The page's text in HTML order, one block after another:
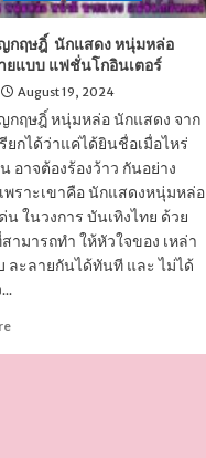
กฤษฎิ์ นักแสดง หนุ่มหล่อ
ยแบบ แฟชั่นโกอินเตอร์
August 19, 2024
กฤษฎิ์ หนุ่มหล่อ นักแสดง จาก
ยกได้ว่าแค่ได้ยินชื่อเมื่อไหร่
อาจต้องร้องว้าว กันอย่าง
พราะเขาคือ นักแสดงหนุ่มหล่อ
น ในวงการ บันเทิงไทย ด้วย
ามารถทำ ให้หัวใจของ เหล่า
ละลายกันได้ทันที และ ไม่ได้
Read